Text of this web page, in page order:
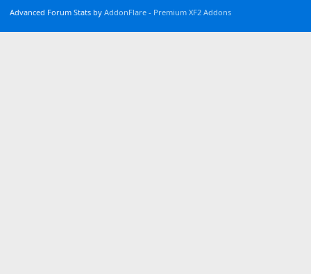
Advanced Forum Stats by AddonFlare - Premium XF2 Addons